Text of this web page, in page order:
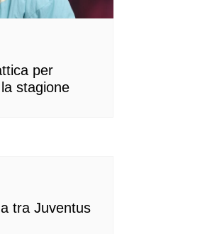
per
stagione
tra Juventus